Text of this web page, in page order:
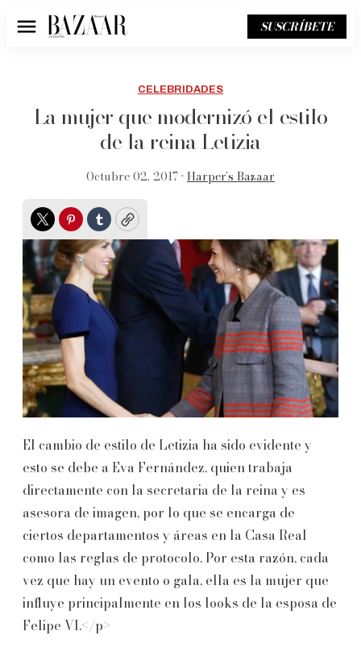
Menú SUSCRÍBETE
CELEBRIDADES
La mujer que modernizó el estilo
de la reina Letizia
Octubre 02, 2017 • Harper’s Bazaar
TwitterPinterest
TumblrCopy
El cambio de estilo de Letizia ha sido evidente y
esto se debe a Eva Fernández, quien trabaja
directamente con la secretaria de la reina y es
asesora de imagen, por lo que se encarga de
ciertos departamentos y áreas en la Casa Real
como las reglas de protocolo. Por esta razón, cada
vez que hay un evento o gala, ella es la mujer que
influye principalmente en los looks de la esposa de
Felipe VI.</p>